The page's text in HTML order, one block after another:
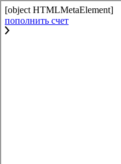
[object HTMLMetaElement]
пополнить счет